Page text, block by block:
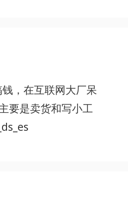
，在互联网大厂呆
要是卖货和写小工